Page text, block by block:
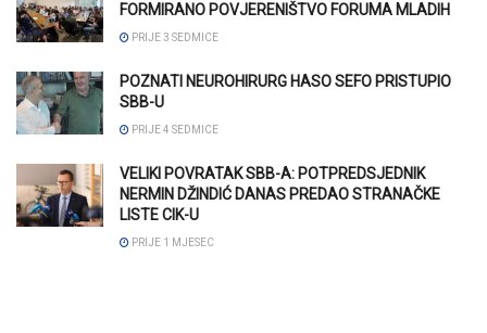
FORMIRANO POVJERENIŠTVO FORUMA MLADIH
PRIJE 3 SEDMICE
POZNATI NEUROHIRURG HASO SEFO PRISTUPIO
SBB-U
PRIJE 4 SEDMICE
VELIKI POVRATAK SBB-A: POTPREDSJEDNIK
NERMIN DŽINDIĆ DANAS PREDAO STRANAČKE
LISTE CIK-U
PRIJE 1 MJESEC